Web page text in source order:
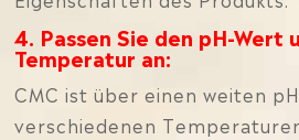
4. Passen Sie den pH-Wert
Temperatur an:
CMC ist über einen weiten
verschiedenen